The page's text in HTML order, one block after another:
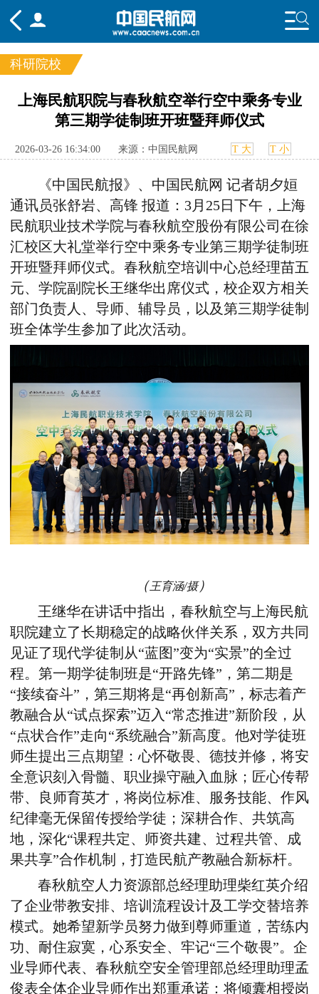
频道
要闻 国内 国际
航图 智库 专题 舆情
科研院校
上海民航职院与春秋航空举行空中乘务专业
第三期学徒制班开班暨拜师仪式
2026-03-26 16:34:00 来源：中国民航网 T 大 T 小
《中国民航报》、中国民航网 记者胡夕姮
通讯员张舒岩、 高锋 报道：3月25日下午，上海
民航职业技术学院与春秋航空股份有限公司在徐
汇校区大礼堂举行空中乘务专业第三期学徒制班
开班暨拜师仪式。春秋航空培训中心总经理苗五
元、学院副院长王继华出席仪式，校企双方相关
部门负责人、导师、辅导员，以及第三期学徒制
班全体学生参加了此次活动。
（ 王育涵/摄）
王继华在讲话中指出，春秋航空与 上海民航
职院建立了长期稳定的战略伙伴关系，双方共同
见证了现代学徒制从“蓝图”变为“实景”的全过
程。第一期学徒制班是“开路先锋”，第二期是
“接续奋斗”，第三期将是“再创新高”，标志着产
教融合从“试点探索”迈入“常态推进”新阶段，从
“点状合作”走向“系统融合”新高度。他对学徒班
师生提出三点期望：心怀敬畏、德技并修，将安
全意识刻入骨髓、职业操守融入血脉；匠心传帮
带、良师育英才，将岗位标准、服务技能、作风
纪律毫无保留传授给学徒；深耕合作、共筑高
地，深化“课程共定、师资共建、过程共管、成
果共享”合作机制，打造民航产教融合新标杆。
春秋航空人力资源部总经理助理柴红英介绍
了企业带教安排、培训流程设计及工学交替培养
模式。她希望新学员努力做到 尊师重道，苦练内
功、耐住寂寞，心系安全、牢记“三个敬畏”。企
业导师代表、春秋航空安全管理部总经理助理孟
俊表全体企业导师作出郑重承诺 ：将倾囊相授岗